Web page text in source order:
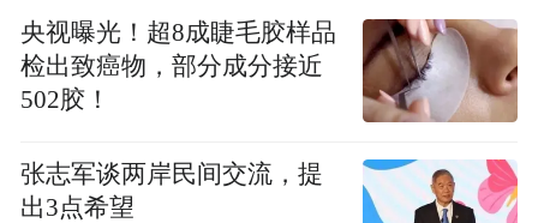
央视曝光！超8成睫毛胶样品
检出致癌物，部分成分接近
502胶！
张志军谈两岸民间交流，提
出3点希望